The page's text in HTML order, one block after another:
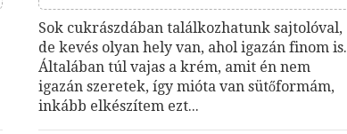
Sok cukrászdában találkozhatunk sajtolóval,
de kevés olyan hely van, ahol igazán finom is.
Általában túl vajas a krém, amit én nem
igazán szeretek, így mióta van sütőformám,
inkább elkészítem ezt...